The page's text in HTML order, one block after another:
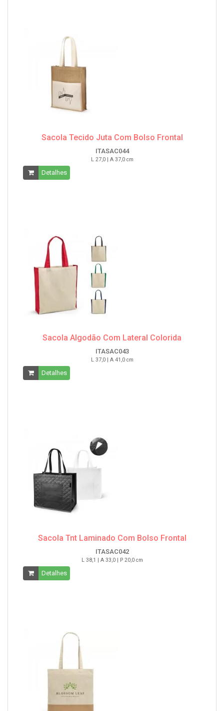
Sacola Tecido Juta Com Bolso Frontal
ITASAC044
L 27,0 | A 37,0 cm
Detalhes
Sacola Algodão Com Lateral Colorida
ITASAC043
L 37,0 | A 41,0 cm
Detalhes
Sacola Tnt Laminado Com Bolso Frontal
ITASAC042
L 38,1 | A 33,0 | P 20,0 cm
Detalhes